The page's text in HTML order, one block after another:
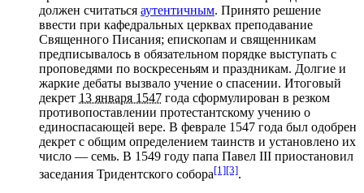
должен считаться аутентичным. Принято решение
ввести при кафедральных церквах преподавание
Священного Писания; епископам и священникам
предписывалось в обязательном порядке выступать с
проповедями по воскресеньям и праздникам. Долгие и
жаркие дебаты вызвало учение о спасении. Итоговый
декрет 13 января 1547 года сформулирован в резком
противопоставлении протестантскому учению о
единоспасающей вере. В феврале 1547 года был одобрен
декрет с общим определением таинств и установлено их
число — семь. В 1549 году папа Павел III приостановил
заседания Тридентского собора[1][3].